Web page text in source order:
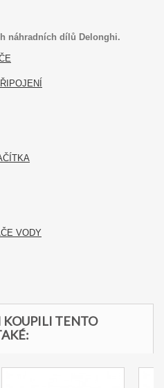
náhradních dílů Delonghi.
VODY
TENTO